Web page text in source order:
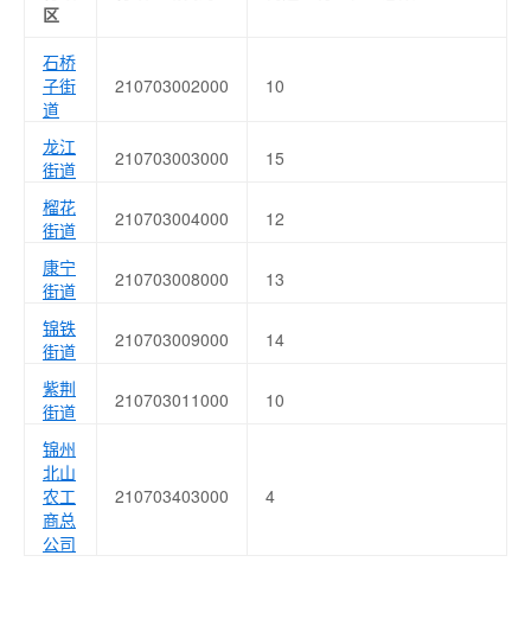
区
石桥
子街
道
210703002000 10
龙江
街道
210703003000 15
榴花
街道
210703004000 12
康宁
街道
210703008000 13
锦铁
街道
210703009000 14
紫荆
街道
210703011000 10
锦州
北山
农工
商总
公司
210703403000 4